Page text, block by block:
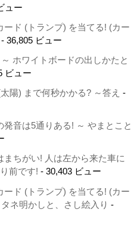
ュー
ード (トランプ) を当てる! (カー
- 36,805 ビュー
ホワイトボードの出しかたと
ビュー
陽) まで何秒かかる? ～答え -
発音は5通りある! ～ やまとこと
まちがい! 人は左から来た車に
前です! - 30,403 ビュー
ード (トランプ) を当てる! (カー
ネ明かしと、さし絵入り -